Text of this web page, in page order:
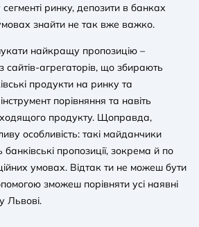
ринку, депозити в банках
знайти не так вже важко.
найкращу пропозицію –
сайтів-агрегаторів, що збирають
продукти на ринку та
порівняння та навіть
продукту. Щоправда,
особливість: такі майданчики
пропозиції, зокрема й по
умовах. Відтак ти не можеш бути
зможеш порівняти усі наявні
Львові.